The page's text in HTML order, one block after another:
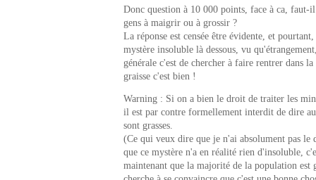
Donc question à 10 000 points, face à ca, faut-
gens à maigrir ou à grossir ?
La réponse est censée être évidente, et
mystère insoluble là dessous, vu
générale c'est de chercher à faire rentrer dans la
graisse c'est bien !
Warning : Si on a bien le droit de traiter les
il est par contre formellement interdit de dire
sont grasses.
(Ce qui veux dire que je n'ai absolument pas le
que ce mystère n'a en réalité rien d'insoluble,
maintenant que la majorité de la population est